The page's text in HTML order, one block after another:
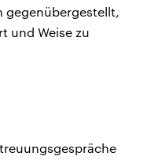
gegenübergestellt,
und Weise zu